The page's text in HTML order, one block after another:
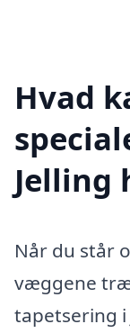
Hvad
Jelling
Når du står
væggene
tapetsering